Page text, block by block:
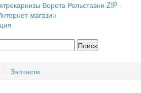
Ворота Рольставни ZIP -
магазин
Запчасти